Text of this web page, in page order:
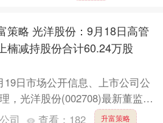
策略 光洋股份：9月18日高管
楠减持股份合计60.24万股
日市场公开信息、上市公司公
，光洋股份(002708)最新董监高
：2025年9月18日公司董....
司 查看： 182 升富策略